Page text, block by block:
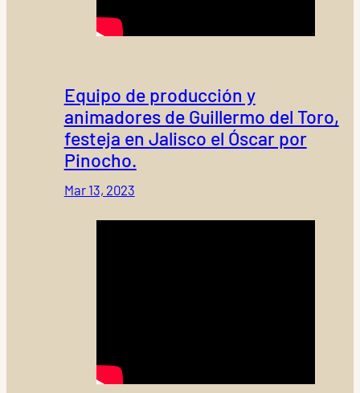
Equipo de producción y
animadores de Guillermo del Toro,
festeja en Jalisco el Óscar por
Pinocho.
Mar 13, 2023